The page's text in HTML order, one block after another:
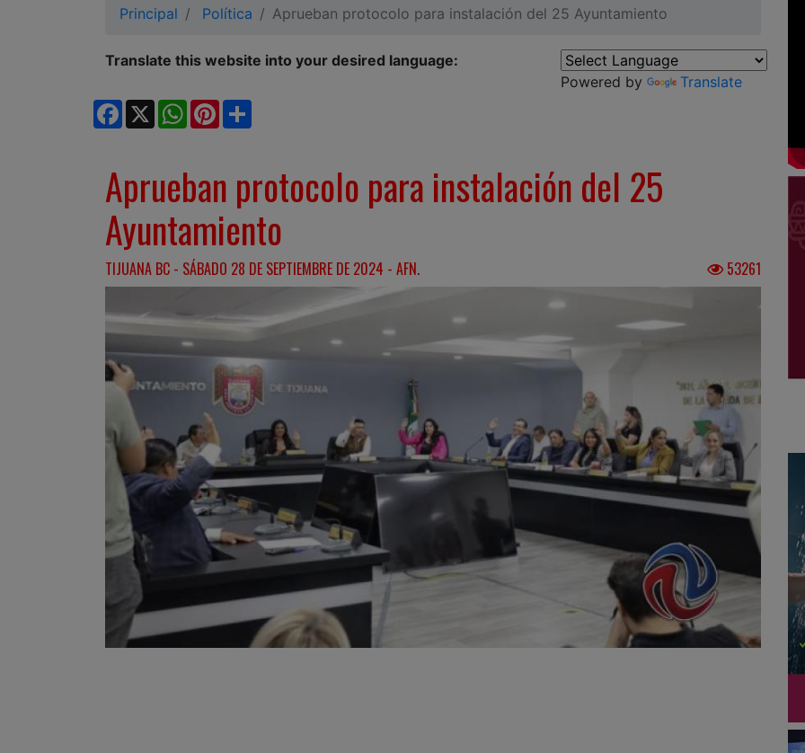
Principal Política Aprueban protocolo para instalación del 25 Ayuntamiento
Translate this website into your desired language:
Powered by
Translate
Facebook
X WhatsApp
Pinterest
Aprueban protocolo para instalación del 25
Ayuntamiento
TIJUANA BC - SÁBADO 28 DE SEPTIEMBRE DE 2024 - AFN. 53261